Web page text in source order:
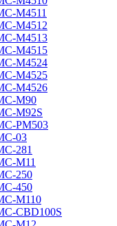
M4511
M4512
M4513
M4515
M4524
M4525
M4526
M90
M92S
PM503
03
281
M11
250
450
M110
CBD100S